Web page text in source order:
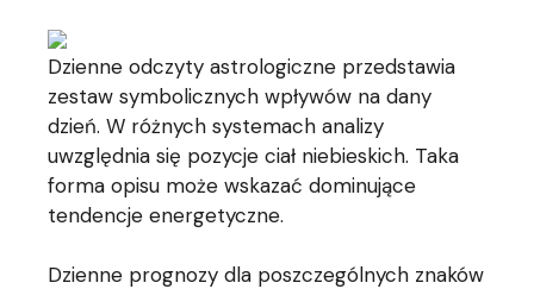
Dzienne odczyty astrologiczne przedstawia
zestaw symbolicznych wpływów na dany
dzień. W różnych systemach analizy
uwzględnia się pozycje ciał niebieskich. Taka
forma opisu może wskazać dominujące
tendencje energetyczne.
Dzienne prognozy dla poszczególnych znaków